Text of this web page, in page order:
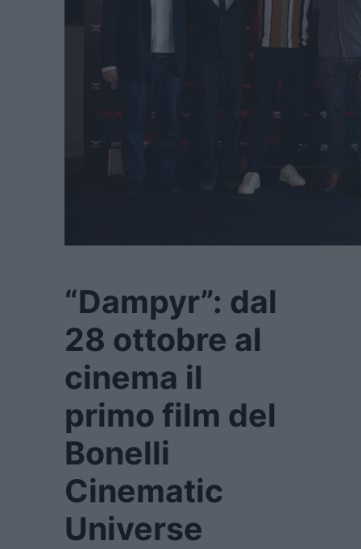
“Dampyr”: dal
28 ottobre al
cinema il
primo film del
Bonelli
Cinematic
Universe